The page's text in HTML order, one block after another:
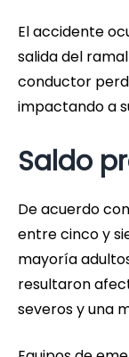
El accidente
salida del
conductor
impactando a
Saldo
De acuerdo
entre cinco y
mayoría
resultaron
severos y una